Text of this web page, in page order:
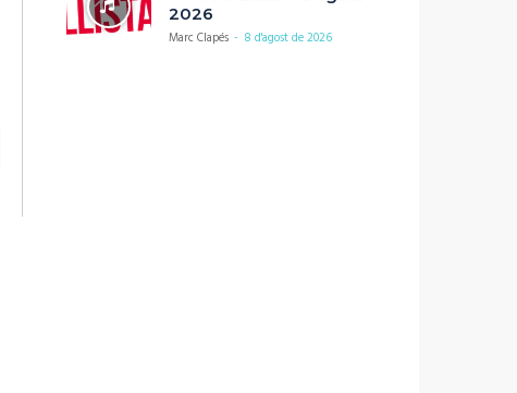
2026
Marc Clapés - 8 d'agost de 2026